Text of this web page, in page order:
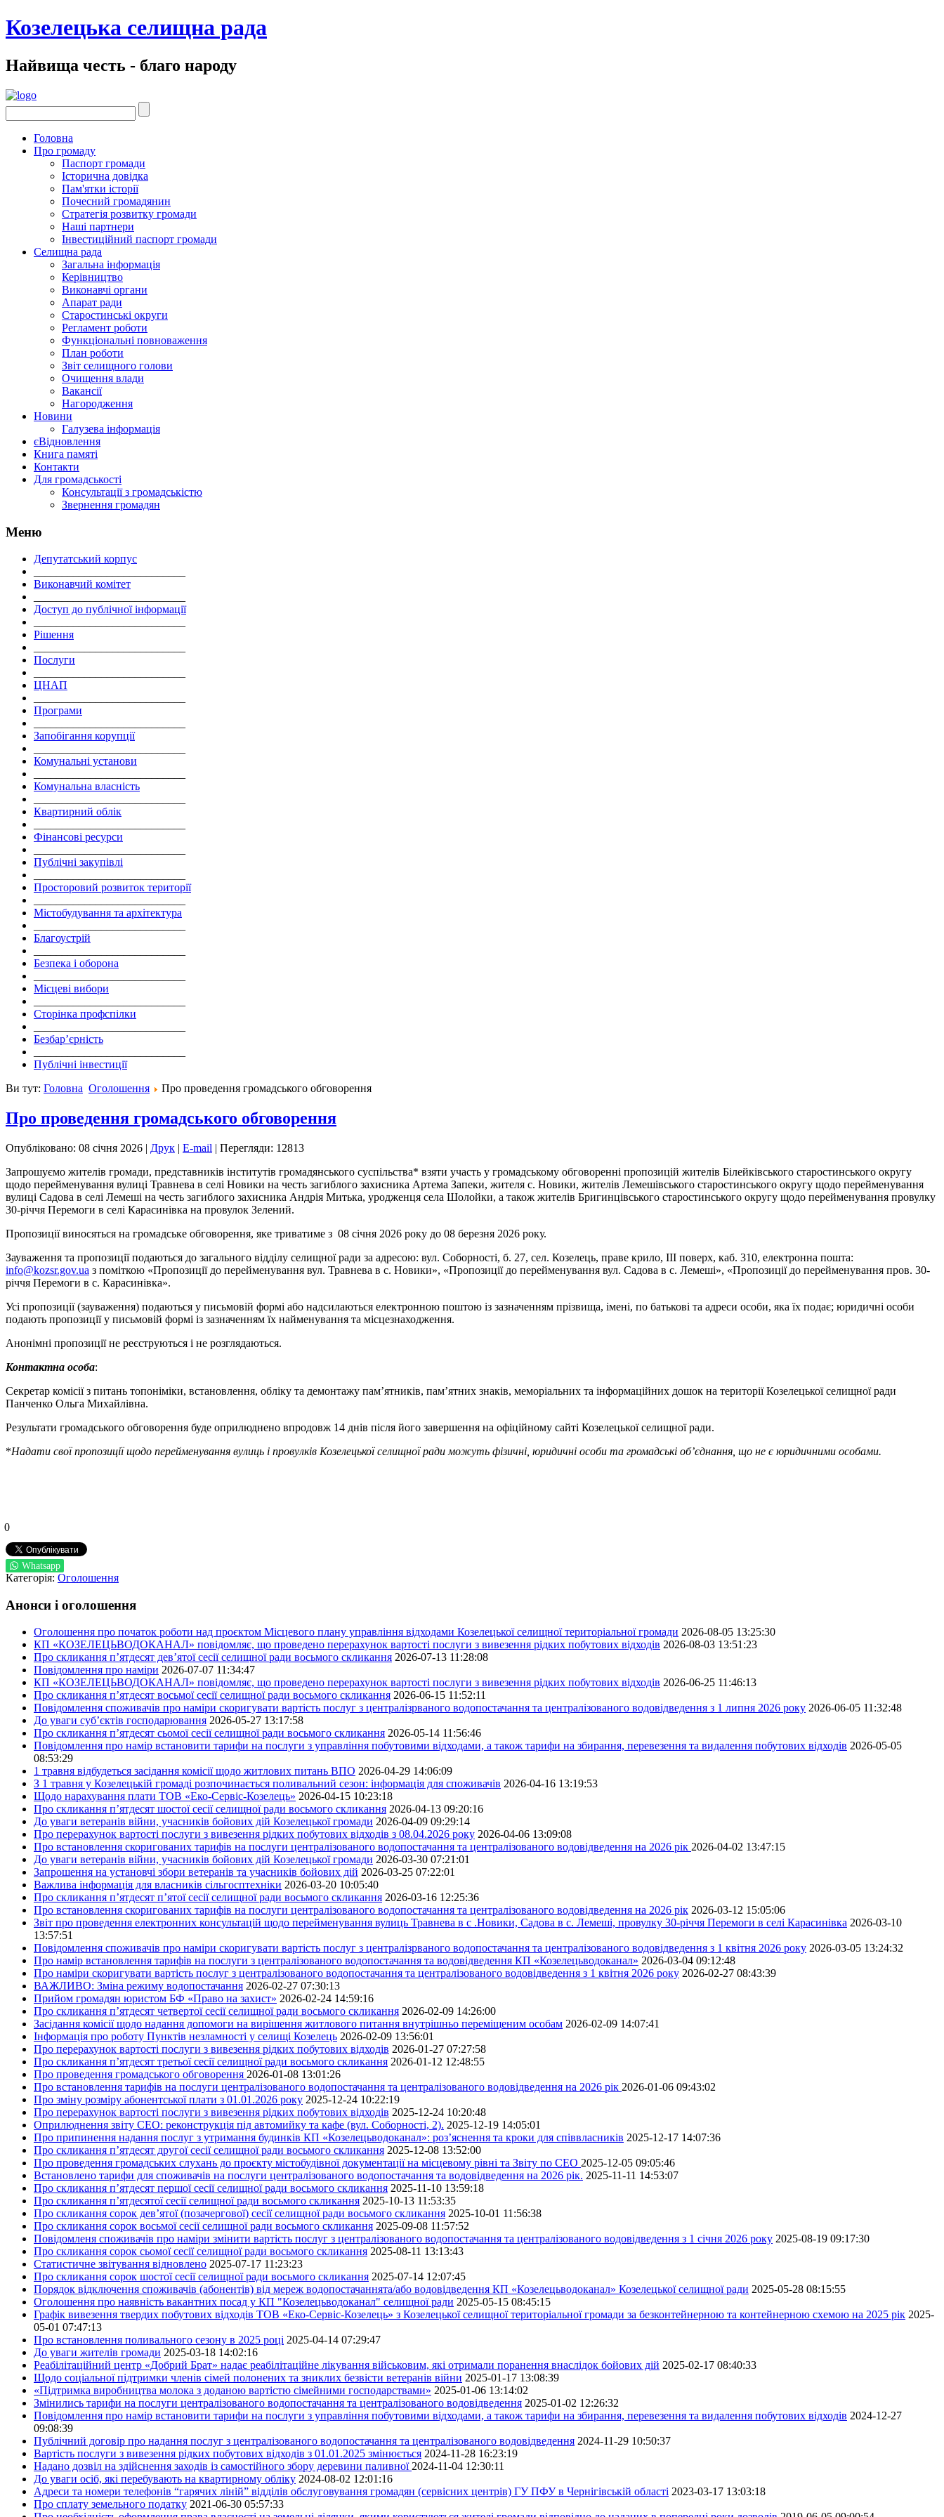
Козелецька селищна рада
Найвища честь - благо народу
Головна
Про громаду
Паспорт громади
Історична довідка
Пам'ятки історії
Почесний громадянин
Стратегія розвитку громади
Наші партнери
Інвестиційний паспорт громади
Селищна рада
Загальна інформація
Керівництво
Виконавчі органи
Апарат ради
Старостинські округи
Регламент роботи
Функціональні повноваження
План роботи
Звіт селищного голови
Очищення влади
Вакансії
Нагородження
Новини
Галузева інформація
єВідновлення
Книга памяті
Контакти
Для громадськості
Консультації з громадськістю
Звернення громадян
Меню
Депутатський корпус
Виконавчий комітет
Доступ до публічної інформації
Рішення
Послуги
ЦНАП
Програми
Запобігання корупції
Комунальні установи
Комунальна власність
Квартирний облік
Фінансові ресурси
Публічні закупівлі
Просторовий розвиток території
Містобудування та архітектура
Благоустрій
Безпека і оборона
Місцеві вибори
Сторінка профспілки
Безбар’єрність
Публічні інвестиції
Ви тут: Головна Оголошення Про проведення громадського обговорення
Про проведення громадського обговорення
Опубліковано: 08 січня 2026 | Друк | E-mail | Перегляди: 12813
Запрошуємо жителів громади, представників інститутів громадянського суспільства* взяти участь у громадському обговоренні пропозицій жителів Білейківського старостинського округу
щодо перейменування вулиці Травнева в селі Новики на честь загиблого захисника Артема Запеки, жителя с. Новики, жителів Лемешівського старостинського округу щодо перейменування
вулиці Садова в селі Лемеші на честь загиблого захисника Андрія Митька, уродженця села Шолойки, а також жителів Бригинцівського старостинського округу щодо перейменування провулку
30-річчя Перемоги в селі Карасинівка на провулок Зелений.
Пропозиції виносяться на громадське обговорення, яке триватиме з 08 січня 2026 року до 08 березня 2026 року.
Зауваження та пропозиції подаються до загального відділу селищної ради за адресою: вул. Соборності, б. 27, сел. Козелець, праве крило, ІІІ поверх, каб. 310, електронна пошта:
info@kozsr.gov.ua з поміткою «Пропозиції до перейменування вул. Травнева в с. Новики», «Пропозиції до перейменування вул. Садова в с. Лемеші», «Пропозиції до перейменування пров. 30-
річчя Перемоги в с. Карасинівка».
Усі пропозиції (зауваження) подаються у письмовій формі або надсилаються електронною поштою із зазначенням прізвища, імені, по батькові та адреси особи, яка їх подає; юридичні особи
подають пропозиції у письмовій формі із зазначенням їх найменування та місцезнаходження.
Анонімні пропозиції не реєструються і не розглядаються.
Контактна особа:
Секретар комісії з питань топоніміки, встановлення, обліку та демонтажу пам’ятників, пам’ятних знаків, меморіальних та інформаційних дошок на території Козелецької селищної ради
Панченко Ольга Михайлівна.
Результати громадського обговорення буде оприлюднено впродовж 14 днів після його завершення на офіційному сайті Козелецької селищної ради.
*Надати свої пропозиції щодо перейменування вулиць і провулків Козелецької селищної ради можуть фізичні, юридичні особи та громадські об’єднання, що не є юридичними особами.
0
Whatsapp
Категорія: Оголошення
Анонси і оголошення
Оголошення про початок роботи над проєктом Місцевого плану управління відходами Козелецької селищної територіальної громади 2026-08-05 13:25:30
КП «КОЗЕЛЕЦЬВОДОКАНАЛ» повідомляє, що проведено перерахунок вартості послуги з вивезення рідких побутових відходів 2026-08-03 13:51:23
Про скликання п’ятдесят дев’ятої сесії селищної ради восьмого скликання 2026-07-13 11:28:08
Повідомлення про наміри 2026-07-07 11:34:47
КП «КОЗЕЛЕЦЬВОДОКАНАЛ» повідомляє, що проведено перерахунок вартості послуги з вивезення рідких побутових відходів 2026-06-25 11:46:13
Про скликання п’ятдесят восьмої сесії селищної ради восьмого скликання 2026-06-15 11:52:11
Повідомлення споживачів про наміри скоригувати вартість послуг з централізрваного водопостачання та централізованого водовідведення з 1 липня 2026 року 2026-06-05 11:32:48
До уваги суб’єктів господарювання 2026-05-27 13:17:58
Про скликання п’ятдесят сьомої сесії селищної ради восьмого скликання 2026-05-14 11:56:46
Повідомлення про намір встановити тарифи на послуги з управління побутовими відходами, а також тарифи на збирання, перевезення та видалення побутових відходів 2026-05-05
08:53:29
1 травня відбудеться засідання комісії щодо житлових питань ВПО 2026-04-29 14:06:09
З 1 травня у Козелецькій громаді розпочинається поливальний сезон: інформація для споживачів 2026-04-16 13:19:53
Щодо нарахування плати ТОВ «Еко-Сервіс-Козелець» 2026-04-15 10:23:18
Про скликання п’ятдесят шостої сесії селищної ради восьмого скликання 2026-04-13 09:20:16
До уваги ветеранів війни, учасників бойових дій Козелецької громади 2026-04-09 09:29:14
Про перерахунок вартості послуги з вивезення рідких побутових відходів з 08.04.2026 року 2026-04-06 13:09:08
Про встановлення скоригованих тарифів на послуги централізованого водопостачання та централізованого водовідведення на 2026 рік 2026-04-02 13:47:15
До уваги ветеранів війни, учасників бойових дій Козелецької громади 2026-03-30 07:21:01
Запрошення на установчі збори ветеранів та учасників бойових дій 2026-03-25 07:22:01
Важлива інформація для власників сільгосптехніки 2026-03-20 10:05:40
Про скликання п’ятдесят п’ятої сесії селищної ради восьмого скликання 2026-03-16 12:25:36
Про встановлення скоригованих тарифів на послуги централізованого водопостачання та централізованого водовідведення на 2026 рік 2026-03-12 15:05:06
Звіт про проведення електронних консультацій щодо перейменування вулиць Травнева в с .Новики, Садова в с. Лемеші, провулку 30-річчя Перемоги в селі Карасинівка 2026-03-10
13:57:51
Повідомлення споживачів про наміри скоригувати вартість послуг з централізрваного водопостачання та централізованого водовідведення з 1 квітня 2026 року 2026-03-05 13:24:32
Про намір встановлення тарифів на послуги з централізованого водопостачання та водовідведення КП «Козелецьводоканал» 2026-03-04 09:12:48
Про наміри скоригувати вартість послуг з централізованого водопостачання та централізованого водовідведення з 1 квітня 2026 року 2026-02-27 08:43:39
ВАЖЛИВО: Зміна режиму водопостачання 2026-02-27 07:30:13
Прийом громадян юристом БФ «Право на захист» 2026-02-24 14:59:16
Про скликання п’ятдесят четвертої сесії селищної ради восьмого скликання 2026-02-09 14:26:00
Засідання комісії щодо надання допомоги на вирішення житлового питання внутрішньо переміщеним особам 2026-02-09 14:07:41
Інформація про роботу Пунктів незламності у селищі Козелець 2026-02-09 13:56:01
Про перерахунок вартості послуги з вивезення рідких побутових відходів 2026-01-27 07:27:58
Про скликання п’ятдесят третьої сесії селищної ради восьмого скликання 2026-01-12 12:48:55
Про проведення громадського обговорення 2026-01-08 13:01:26
Про встановлення тарифів на послуги централізованого водопостачання та централізованого водовідведення на 2026 рік 2026-01-06 09:43:02
Про зміну розміру абонентської плати з 01.01.2026 року 2025-12-24 10:22:19
Про перерахунок вартості послуги з вивезення рідких побутових відходів 2025-12-24 10:20:48
Оприлюднення звіту СЕО: реконструкція під автомийку та кафе (вул. Соборності, 2). 2025-12-19 14:05:01
Про припинення надання послуг з утримання будинків КП «Козелецьводоканал»: роз’яснення та кроки для співвласників 2025-12-17 14:07:36
Про скликання п’ятдесят другої сесії селищної ради восьмого скликання 2025-12-08 13:52:00
Про проведення громадських слухань до проєкту містобудівної документації на місцевому рівні та Звіту по СЕО 2025-12-05 09:05:46
Встановлено тарифи для споживачів на послуги централізованого водопостачання та водовідведення на 2026 рік. 2025-11-11 14:53:07
Про скликання п’ятдесят першої сесії селищної ради восьмого скликання 2025-11-10 13:59:18
Про скликання п’ятдесятої сесії селищної ради восьмого скликання 2025-10-13 11:53:35
Про скликання сорок дев’ятої (позачергової) сесії селищної ради восьмого скликання 2025-10-01 11:56:38
Про скликання сорок восьмої сесії селищної ради восьмого скликання 2025-09-08 11:57:52
Повідомленя споживачів про наміри змінити вартість послуг з централізованого водопостачання та централізованого водовідведення з 1 січня 2026 року 2025-08-19 09:17:30
Про скликання сорок сьомої сесії селищної ради восьмого скликання 2025-08-11 13:13:43
Статистичне звітування відновлено 2025-07-17 11:23:23
Про скликання сорок шостої сесії селищної ради восьмого скликання 2025-07-14 12:07:45
Порядок відключення споживачів (абонентів) від мереж водопостачаннята/або водовідведення КП «Козелецьводоканал» Козелецької селищної ради 2025-05-28 08:15:55
Оголошення про наявність вакантних посад у КП "Козелецьводоканал" селищної ради 2025-05-15 08:45:15
Графік вивезення твердих побутових відходів ТОВ «Еко-Сервіс-Козелець» з Козелецької селищної територіальної громади за безконтейнерною та контейнерною схемою на 2025 рік 2025-
05-01 07:47:13
Про встановлення поливального сезону в 2025 році 2025-04-14 07:29:47
До уваги жителів громади 2025-03-18 14:02:16
Реабілітаційний центр «Добрий Брат» надає реабілітаційне лікування військовим, які отримали поранення внаслідок бойових дій 2025-02-17 08:40:33
Щодо соціальної підтримки членів сімей полонених та зниклих безвісти ветеранів війни 2025-01-17 13:08:39
«Підтримка виробництва молока з доданою вартістю сімейними господарствами» 2025-01-06 13:14:02
Змінились тарифи на послуги централізованого водопостачання та централізованого водовідведення 2025-01-02 12:26:32
Повідомлення про намір встановити тарифи на послуги з управління побутовими відходами, а також тарифи на збирання, перевезення та видалення побутових відходів 2024-12-27
09:08:39
Публічний договір про надання послуг з централізованого водопостачання та централізованого водовідведення 2024-11-29 10:50:37
Вартість послуги з вивезення рідких побутових відходів з 01.01.2025 змінюється 2024-11-28 16:23:19
Надано дозвіл на здійснення заходів із самостійного збору деревини паливної2024-11-04 12:30:11
До уваги осіб, які перебувають на квартирному обліку 2024-08-02 12:01:16
Адреси та номери телефонів “гарячих ліній” відділів обслуговування громадян (сервісних центрів) ГУ ПФУ в Чернігівській області 2023-03-17 13:03:18
Про сплату земельного податку 2021-06-30 05:57:33